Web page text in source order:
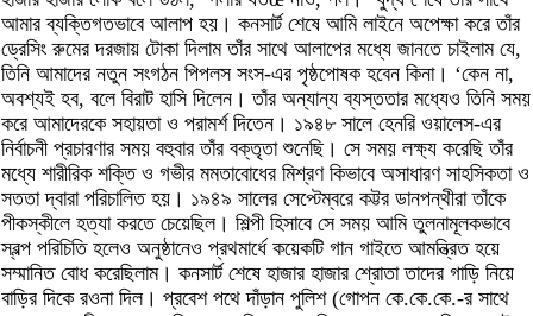
আমার ব্যক্তিগতভাবে আলাপ হয়। কনসার্ট শেষে আমি লাইনে অপেক্ষা করে তাঁর
ড্রেসিং রুমের দরজায় টোকা দিলাম তাঁর সাথে আলাপের মধ্যে জানতে চাইলাম যে,
তিনি আমাদের নতুন সংগঠন পিপলস সংস-এর পৃষ্ঠপোষক হবেন কিনা। ‘কেন না,
অবশ্যই হব, বলে বিরাট হাসি দিলেন। তাঁর অন্যান্য ব্যস্ততার মধ্যেও তিনি সময়
করে আমাদেরকে সহায়তা ও পরামর্শ দিতেন। ১৯৪৮ সালে হেনরি ওয়ালেস-এর
নির্বাচনী প্রচারণার সময় বহুবার তাঁর বক্তৃতা শুনেছি। সে সময় লক্ষ্য করেছি তাঁর
মধ্যে শারীরিক শক্তি ও গভীর মমতাবোধের মিশ্রণ কিভাবে অসাধারণ সাহসিকতা ও
সততা দ্বারা পরিচালিত হয়। ১৯৪৯ সালের সেপ্টেম্বরে কট্টর ডানপন্থীরা তাঁকে
পীকস্কীলে হত্যা করতে চেয়েছিল। শিল্পী হিসাবে সে সময় আমি তুলনামূলকভাবে
স্বল্প পরিচিতি হলেও অনুষ্ঠানেও প্রথমার্ধে কয়েকটি গান গাইতে আমন্ত্রিত হয়ে
সম্মানিত বোধ করেছিলাম। কনসার্ট শেষে হাজার হাজার শ্রোতা তাদের গাড়ি নিয়ে
বাড়ির দিকে রওনা দিল। প্রবেশ পথে দাঁড়ান পুলিশ (গোপন কে.কে.কে.-র সাথে